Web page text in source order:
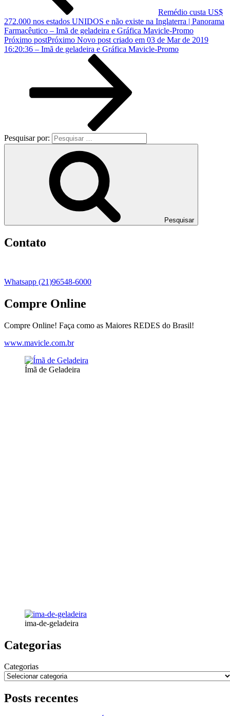
Remédio custa US$
272.000 nos estados UNIDOS e não existe na Inglaterra | Panorama
Farmacêutico – Imã de geladeira e Gráfica Mavicle-Promo
Próximo postPróximo Novo post criado em 03 de Mar de 2019
16:20:36 – Imã de geladeira e Gráfica Mavicle-Promo
Pesquisar por:
Pesquisar
Contato
Whatsapp (21)96548-6000
Compre Online
Compre Online! Faça como as Maiores REDES do Brasil!
www.mavicle.com.br
Ímã de Geladeira
ima-de-geladeira
Categorias
Categorias
Posts recentes